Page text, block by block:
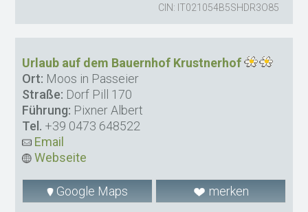
CIN: IT021054B5SHDR3O85
Urlaub auf dem Bauernhof Krustnerhof
Ort: Moos in Passeier
Straße: Dorf Pill 170
Führung: Pixner Albert
Tel. +39 0473 648522
Email
Webseite
Google Maps merken